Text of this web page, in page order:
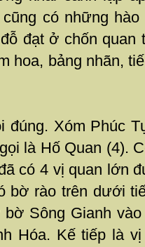
có những
đạt ở chốn quan
hoa, bảng nhãn,
đúng. Xóm Phúc
là Hố Quan (4).
có 4 vị quan lớn
bờ rào trên dưới
Sông Gianh
Hóa. Kế tiếp là